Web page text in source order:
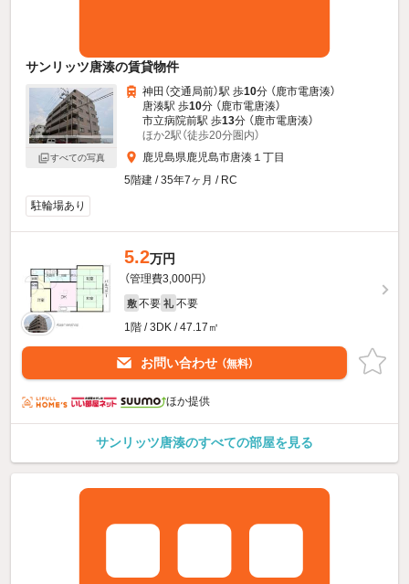
サンリッツ唐湊の賃貸物件
すべての写真
神田（交通局前）駅 歩10分 （鹿市電唐湊）
唐湊駅 歩10分 （鹿市電唐湊）
市立病院前駅 歩13分 （鹿市電唐湊）
ほか2駅（徒歩20分圏内）
鹿児島県鹿児島市唐湊１丁目
5階建 / 35年7ヶ月 / RC
駐輪場あり
5.2万円
（管理費3,000円）
敷 不要 礼 不要
1階 / 3DK / 47.17㎡
お問い合わせ （無料）
ほか提供
サンリッツ唐湊のすべての部屋を見る